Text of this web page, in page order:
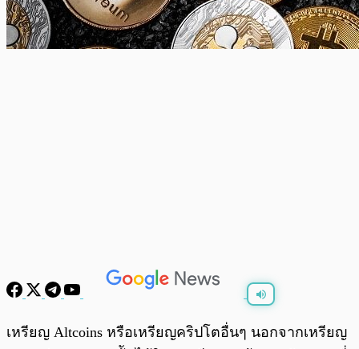
0:00
เหรียญ Altcoins หรือเหรียญคริปโตอื่นๆ นอกจากเหรียญ